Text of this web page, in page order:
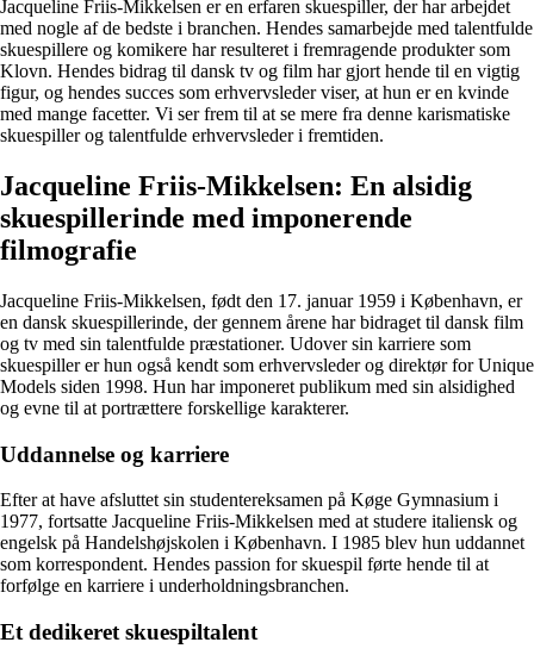
Jacqueline Friis-Mikkelsen er en erfaren skuespiller, der har arbejdet
med nogle af de bedste i branchen. Hendes samarbejde med talentfulde
skuespillere og komikere har resulteret i fremragende produkter som
Klovn. Hendes bidrag til dansk tv og film har gjort hende til en vigtig
figur, og hendes succes som erhvervsleder viser, at hun er en kvinde
med mange facetter. Vi ser frem til at se mere fra denne karismatiske
skuespiller og talentfulde erhvervsleder i fremtiden.
Jacqueline Friis-Mikkelsen: En alsidig
skuespillerinde med imponerende
filmografie
Jacqueline Friis-Mikkelsen, født den 17. januar 1959 i København, er
en dansk skuespillerinde, der gennem årene har bidraget til dansk film
og tv med sin talentfulde præstationer. Udover sin karriere som
skuespiller er hun også kendt som erhvervsleder og direktør for Unique
Models siden 1998. Hun har imponeret publikum med sin alsidighed
og evne til at portrættere forskellige karakterer.
Uddannelse og karriere
Efter at have afsluttet sin studentereksamen på Køge Gymnasium i
1977, fortsatte Jacqueline Friis-Mikkelsen med at studere italiensk og
engelsk på Handelshøjskolen i København. I 1985 blev hun uddannet
som korrespondent. Hendes passion for skuespil førte hende til at
forfølge en karriere i underholdningsbranchen.
Et dedikeret skuespiltalent